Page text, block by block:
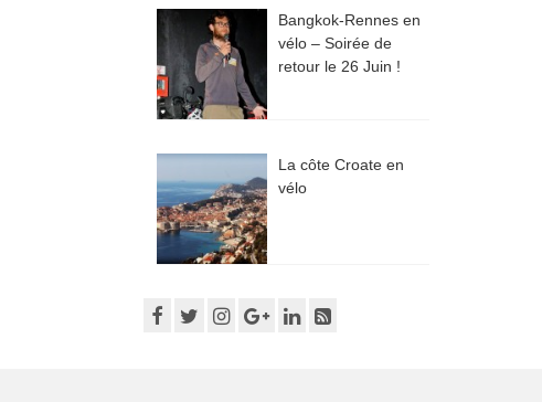
Bangkok-Rennes en
vélo – Soirée de
retour le 26 Juin !
La côte Croate en
vélo